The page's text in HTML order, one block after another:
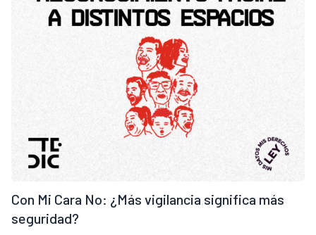
Con Mi Cara No: ¿Más vigilancia significa más
seguridad?